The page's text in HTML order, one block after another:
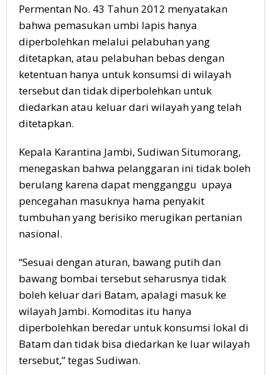
Permentan No. 43 Tahun 2012 menyatakan
bahwa pemasukan umbi lapis hanya
diperbolehkan melalui pelabuhan yang
ditetapkan, atau pelabuhan bebas dengan
ketentuan hanya untuk konsumsi di wilayah
tersebut dan tidak diperbolehkan untuk
diedarkan atau keluar dari wilayah yang telah
ditetapkan.
Kepala Karantina Jambi, Sudiwan Situmorang,
menegaskan bahwa pelanggaran ini tidak boleh
berulang karena dapat mengganggu upaya
pencegahan masuknya hama penyakit
tumbuhan yang berisiko merugikan pertanian
nasional.
“Sesuai dengan aturan, bawang putih dan
bawang bombai tersebut seharusnya tidak
boleh keluar dari Batam, apalagi masuk ke
wilayah Jambi. Komoditas itu hanya
diperbolehkan beredar untuk konsumsi lokal di
Batam dan tidak bisa diedarkan ke luar wilayah
tersebut,” tegas Sudiwan.